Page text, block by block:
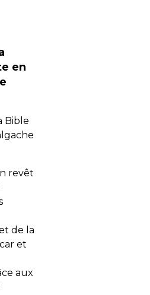
en
Bible
revêt
de la
et
aux